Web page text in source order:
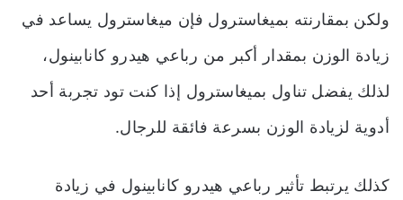
ولكن بمقارنته بميغاسترول فإن ميغاسترول يساعد في
زيادة الوزن بمقدار أكبر من رباعي هيدرو كانابينول،
لذلك يفضل تناول بميغاسترول إذا كنت تود تجربة أحد
أدوية لزيادة الوزن بسرعة فائقة للرجال.
كذلك يرتبط تأثير رباعي هيدرو كانابينول في زيادة